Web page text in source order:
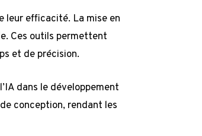
leur efficacité. La mise en
Ces outils permettent
et de précision.
dans le développement
conception, rendant les